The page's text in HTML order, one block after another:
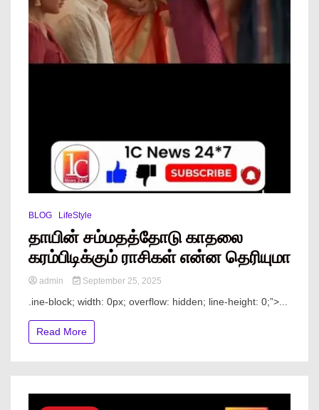
BLOG LifeStyle
தாயின் சம்மதத்தோடு காதலை
கரம்பிடிக்கும் ராசிகள் என்ன தெரியுமா
admin September 25, 2025
.ine-block; width: 0px; overflow: hidden; line-height: 0;”> ...
Read More